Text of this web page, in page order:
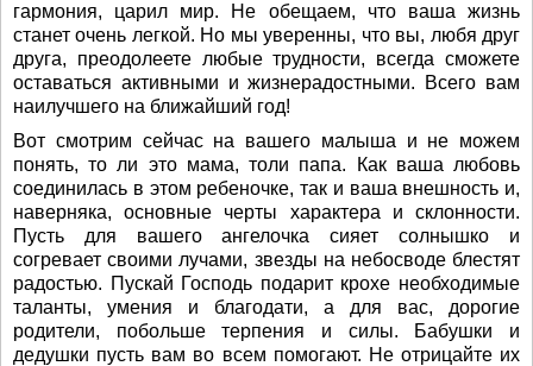
гармония, царил мир. Не обещаем, что ваша жизнь
станет очень легкой. Но мы уверенны, что вы, любя друг
друга, преодолеете любые трудности, всегда сможете
оставаться активными и жизнерадостными. Всего вам
наилучшего на ближайший год!
Вот смотрим сейчас на вашего малыша и не можем
понять, то ли это мама, толи папа. Как ваша любовь
соединилась в этом ребеночке, так и ваша внешность и,
наверняка, основные черты характера и склонности.
Пусть для вашего ангелочка сияет солнышко и
согревает своими лучами, звезды на небосводе блестят
радостью. Пускай Господь подарит крохе необходимые
таланты, умения и благодати, а для вас, дорогие
родители, побольше терпения и силы. Бабушки и
дедушки пусть вам во всем помогают. Не отрицайте их